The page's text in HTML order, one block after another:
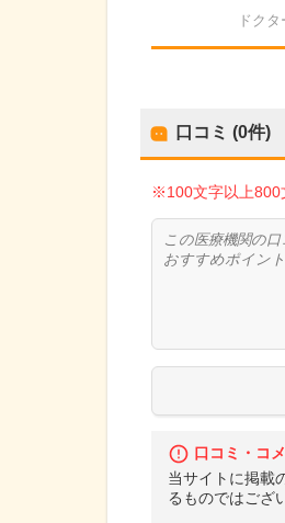
ドク
口コミ (0件)
※100文字以上800
口コミ・コ
当サイトに掲載
るものではござ